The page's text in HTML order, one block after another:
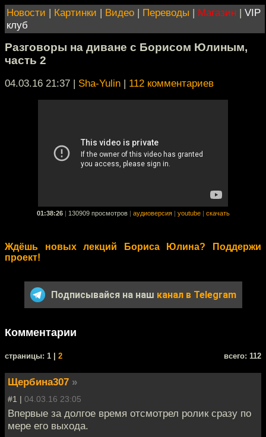
Новости | Картинки | Видео | Переводы | Магазин | VIP
клуб
Разговоры на диване с Борисом Юлиным,
часть 2
04.03.16 21:37 | Sha-Yulin | 112 комментариев
01:38:26 130909 просмотров аудиоверсия youtube скачать
Ждёшь новых лекций Бориса Юлина? Поддержи
проект!
Подписывайся на наш канал в Telegram
Комментарии
cтраницы: 1 | 2 всего: 112
Щербина307 »
#1 | 04.03.16 23:05
Впервые за долгое время отсмотрел ролик сразу по
мере его выхода.